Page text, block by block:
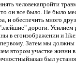
человекапройти
он все было. Не было
и обеспечить много
дороги. Усилием
в егоизображении и
Затем мы должны
втором участке жизни в
был